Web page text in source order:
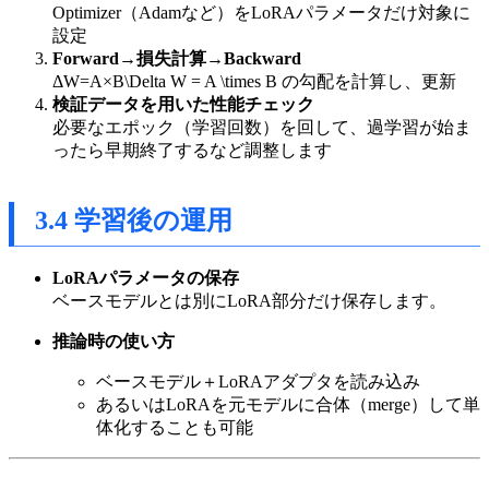
Optimizer（Adamなど）をLoRAパラメータだけ対象に
設定
Forward→損失計算→Backward
ΔW=A×B\Delta W = A \times B の勾配を計算し、更新
検証データを用いた性能チェック
必要なエポック（学習回数）を回して、過学習が始ま
ったら早期終了するなど調整します
3.4 学習後の運用
LoRAパラメータの保存
ベースモデルとは別にLoRA部分だけ保存します。
推論時の使い方
ベースモデル＋LoRAアダプタを読み込み
あるいはLoRAを元モデルに合体（merge）して単
体化することも可能